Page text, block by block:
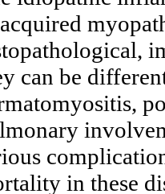
can be
in these